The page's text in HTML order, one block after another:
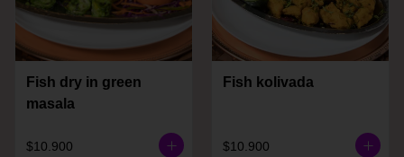
Fish dry in green
masala
$10.900
Fish kolivada
$10.900